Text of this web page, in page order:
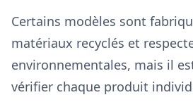
Certains modèles sont
matériaux recyclés et
environnementales, mais il
vérifier chaque produit